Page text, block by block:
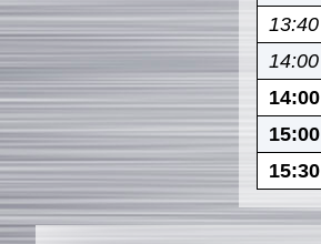
13:40
14:00
14:00
15:00
15:30